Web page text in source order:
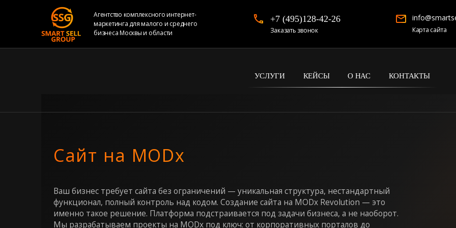
Агентство комплексного интернет-
маркетинга для малого и среднего
бизнеса Москвы и области
+7 (495)128-42-26
Заказать звонок Карта сайта
УСЛУГИ КЕЙСЫ О НАС КОНТАКТЫ
Сайт на MODx
Ваш бизнес требует сайта без ограничений — уникальная структура, нестандартный
функционал, полный контроль над кодом. Создание сайта на MODx Revolution — это
именно такое решение. Платформа подстраивается под задачи бизнеса, а не наоборот.
Мы разрабатываем проекты на MODx под ключ: от корпоративных порталов до